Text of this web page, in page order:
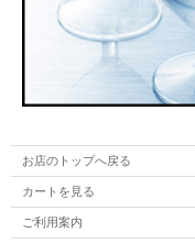
お店のトップへ戻る
カートを見る
ご利用案内